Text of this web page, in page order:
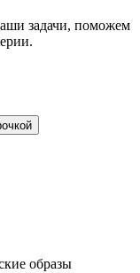
задачи, поможем
образы